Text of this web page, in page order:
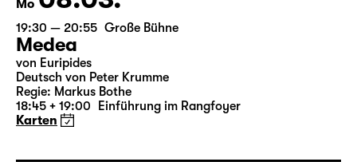
Mo 08.03.
19:30 — 20:55 Große Bühne
Medea
von Euripides